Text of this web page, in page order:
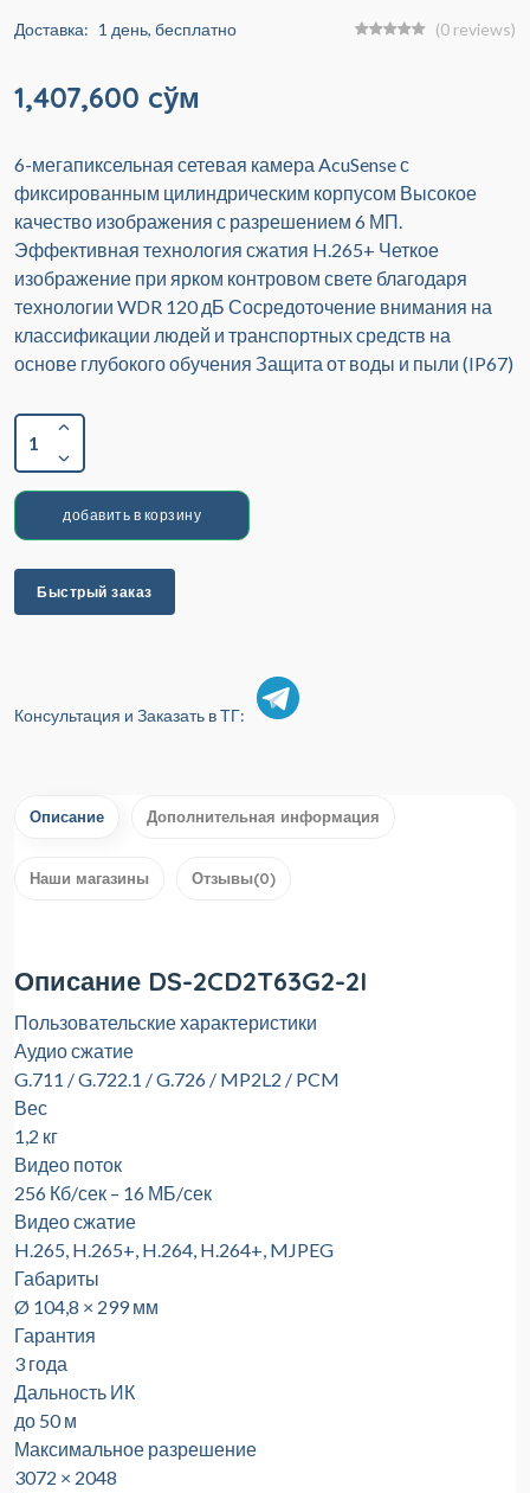
Доставка: 1 день, бесплатно (0 reviews)
1,407,600 cўм
6-мегапиксельная сетевая камера AcuSense с
фиксированным цилиндрическим корпусом Высокое
качество изображения с разрешением 6 МП.
Эффективная технология сжатия H.265+ Четкое
изображение при ярком контровом свете благодаря
технологии WDR 120 дБ Сосредоточение внимания на
классификации людей и транспортных средств на
основе глубокого обучения Защита от воды и пыли (IP67)
1
добавить в корзину
Быстрый заказ
Консультация и Заказать в ТГ:
Описание Дополнительная информация
Наши магазины Отзывы(0)
Описание DS-2CD2T63G2-2I
Пользовательские характеристики
Аудио сжатие
G.711 / G.722.1 / G.726 / MP2L2 / PCM
Вес
1,2 кг
Видео поток
256 Кб/сек – 16 МБ/сек
Видео сжатие
H.265, H.265+, H.264, H.264+, MJPEG
Габариты
Ø 104,8 × 299 мм
Гарантия
3 года
Дальность ИК
до 50 м
Максимальное разрешение
3072 × 2048